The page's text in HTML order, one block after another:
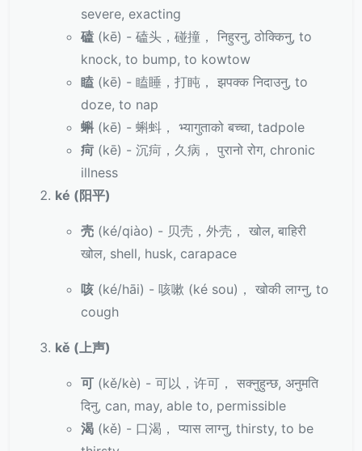
severe, exacting
磕 (kē) - 磕头，碰撞， निहुरनु, ठोक्किनु, to
knock, to bump, to kowtow
瞌 (kē) - 瞌睡，打盹， झपक्क निदाउनु, to
doze, to nap
蝌 (kē) - 蝌蚪， भ्यागुताको बच्चा, tadpole
疴 (kē) - 沉疴，久病， पुरानो रोग, chronic
illness
ké (阳平)
壳 (ké/qiào) - 贝壳，外壳， खोल, बाहिरी
खोल, shell, husk, carapace
咳 (ké/hāi) - 咳嗽 (ké sou)， खोकी लाग्नु, to
cough
kě (上声)
可 (kě/kè) - 可以，许可， सक्नुहुन्छ, अनुमति
दिनु, can, may, able to, permissible
渴 (kě) - 口渴， प्यास लाग्नु, thirsty, to be